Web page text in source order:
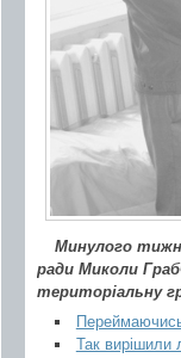
Минулого
ради Миколи
територіальну
Так вирішили